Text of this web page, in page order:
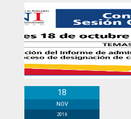
Convocatoria
18
NOV
2016